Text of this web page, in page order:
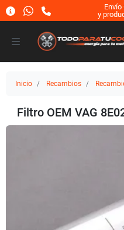
Envío
y
Inicio Recambios
Filtro OEM VAG